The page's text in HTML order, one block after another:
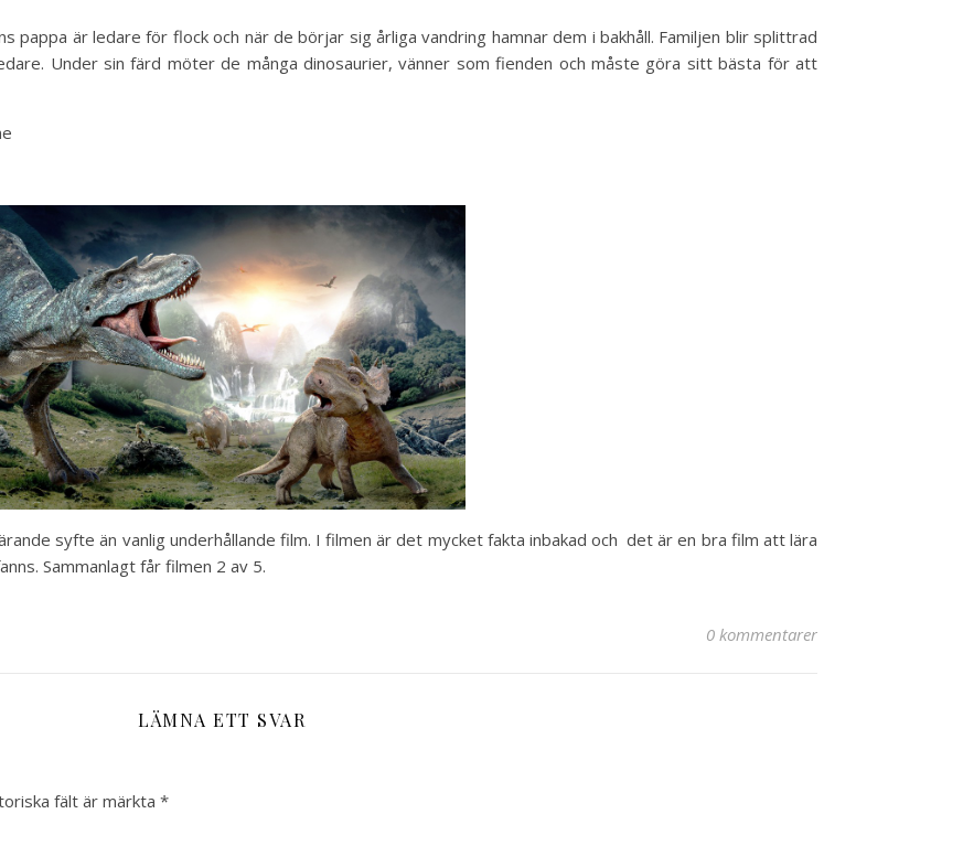
pappa är ledare för flock och när de börjar sig årliga vandring hamnar dem i bakhåll. Familjen blir splittrad
Under sin färd möter de många dinosaurier, vänner som fienden och måste göra sitt bästa för att
syfte än vanlig underhållande film. I filmen är det mycket fakta inbakad och det är en bra film att lära
Sammanlagt får filmen 2 av 5.
0 kommentarer
LÄMNA ETT SVAR
fält är märkta *